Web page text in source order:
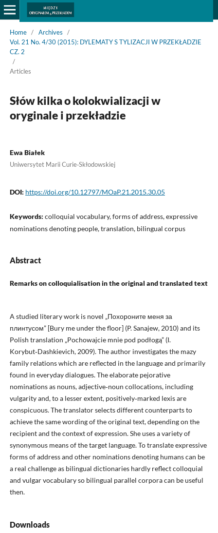
Home / Archives
/
Vol. 21 No. 4/30 (2015): DYLEMATY S TYLIZACJI W PRZEKŁADZIE
CZ. 2
/
Articles
Słów kilka o kolokwializacji w
oryginale i przekładzie
Ewa Białek
Uniwersytet Marii Curie‑Skłodowskiej
DOI: https://doi.org/10.12797/MOaP.21.2015.30.05
Keywords: colloquial vocabulary, forms of address, expressive
nominations denoting people, translation, bilingual corpus
Abstract
Remarks on colloquialisation in the original and translated text
A studied literary work is novel „Похороните меня за
плинтусом” [Bury me under the floor] (P. Sanajew, 2010) and its
Polish translation „Pochowajcie mnie pod podłogą” (I.
Korybut‑Dashkievich, 2009). The author investigates the mazy
family relations which are reflected in the language and primarily
found in everyday dialogues. The elaborate pejorative
nominations as nouns, adjective‑noun collocations, including
vulgarity and, to a lesser extent, positively‑marked lexis are
conspicuous. The translator selects different counterparts to
achieve the same wording of the original text, depending on the
recipient and the context of expression. She uses a variety of
synonymous means of the target language. To translate expressive
forms of address and other nominations denoting humans can be
a real challenge as bilingual dictionaries hardly reflect colloquial
and vulgar vocabulary so bilingual parallel corpora can be useful
then.
Downloads